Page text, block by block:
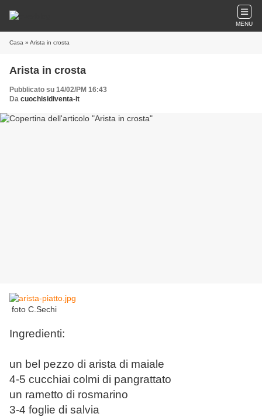
MENU
Casa » Arista in crosta
Arista in crosta
Pubblicato su 14/02/PM 16:43
Da cuochisidiventa-it
foto C.Sechi
Ingredienti:
un bel pezzo di arista di maiale
4-5 cucchiai colmi di pangrattato
un rametto di rosmarino
3-4 foglie di salvia